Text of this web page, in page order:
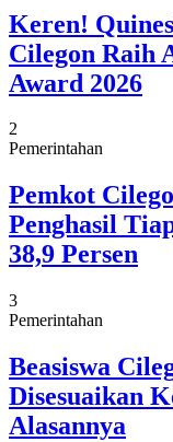
Keren!
Cilegon Raih
Award 2026
2
Pemerintahan
Pemkot
Penghasil
38,9 Persen
3
Pemerintahan
Beasiswa
Disesuaikan
Alasannya